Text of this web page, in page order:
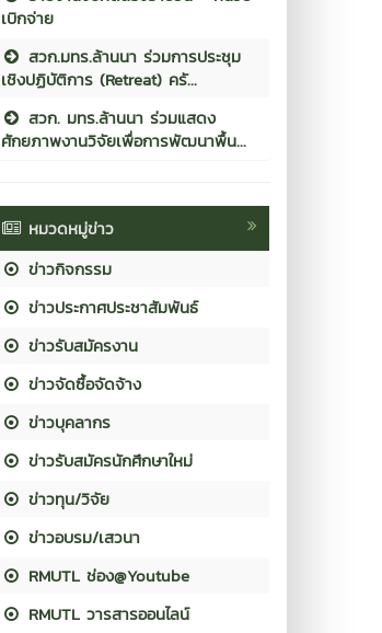
เบิกจ่าย
สวก.มทร.ล้านนา ร่วมการประชุม
เชิงปฏิบัติการ (Retreat) ครั...
สวก. มทร.ล้านนา ร่วมแสดง
ศักยภาพงานวิจัยเพื่อการพัฒนาพื้น...
หมวดหมู่ข่าว
ข่าวกิจกรรม
ข่าวประกาศประชาสัมพันธ์
ข่าวรับสมัครงาน
ข่าวจัดซื้อจัดจ้าง
ข่าวบุคลากร
ข่าวรับสมัครนักศึกษาใหม่
ข่าวทุน/วิจัย
ข่าวอบรม/เสวนา
RMUTL ช่อง@Youtube
RMUTL วารสารออนไลน์